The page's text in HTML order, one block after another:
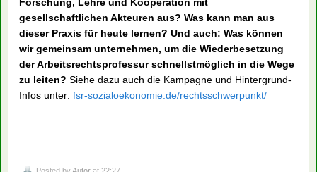
Auch für das heutige Engagment für gute Arbeit – gegen
Prekarisierung, Entgrenzung und Subjektivierung von Arbeit –
im Krankenhaus oder Arbeitszeitverkürzung und mehr
Mitbestimmung, ist eine parteiliche Arbeitsrechtswissenschaft
Was kann
Arbeitsrechtswissenschaft in der HWP für den